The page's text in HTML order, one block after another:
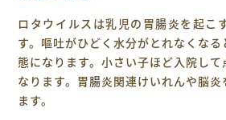
ロタウイルスは乳児の胃腸炎を起こ
す。嘔吐がひどく水分がとれなくな
態になります。小さい子ほど入院して
なります。胃腸炎関連けいれんや脳
ます。